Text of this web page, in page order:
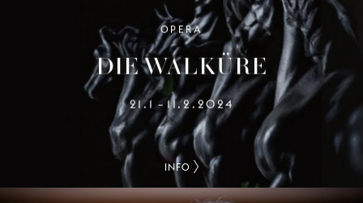
OPERA
DIE WALKÜRE
21.1 – 11.2.2024
INFO